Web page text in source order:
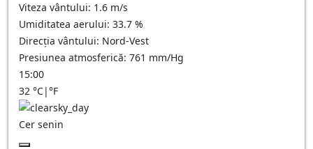
Viteza vântului: 1.6 m/s
Umiditatea aerului: 33.7 %
Direcția vântului: Nord-Vest
Presiunea atmosferică: 761 mm/Hg
15:00
32 °C|°F
Cer senin